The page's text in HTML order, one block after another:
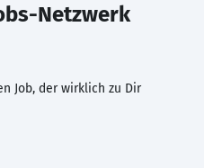
Netzwerk
Job, der wirklich zu Dir